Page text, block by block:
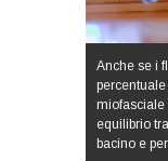
Anche se i
miofasciale
equilibrio
bacino e